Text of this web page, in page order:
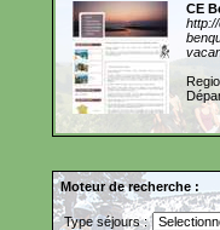
CE
Moteur de recherche :
Type séjours :